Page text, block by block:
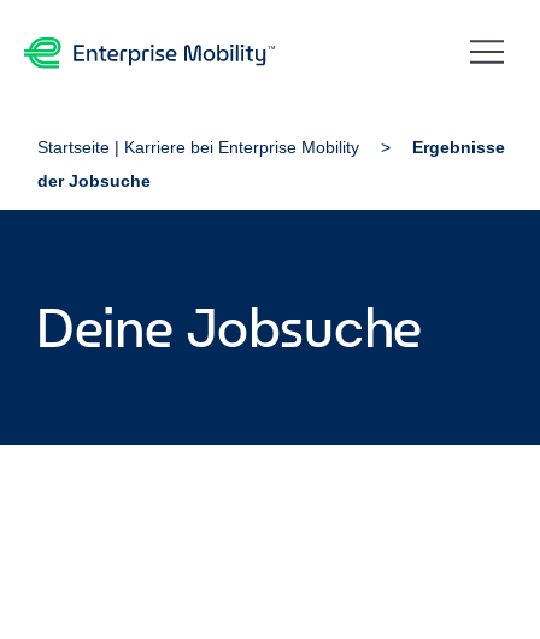
Startseite | Karriere bei Enterprise Mobility
Ergebnisse
der Jobsuche
Deine Jobsuche